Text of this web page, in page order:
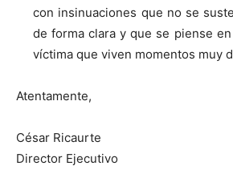
con insinuaciones que no se
de forma clara y que se piense
víctima que viven momentos muy
Atentamente,
César Ricaurte
Director Ejecutivo